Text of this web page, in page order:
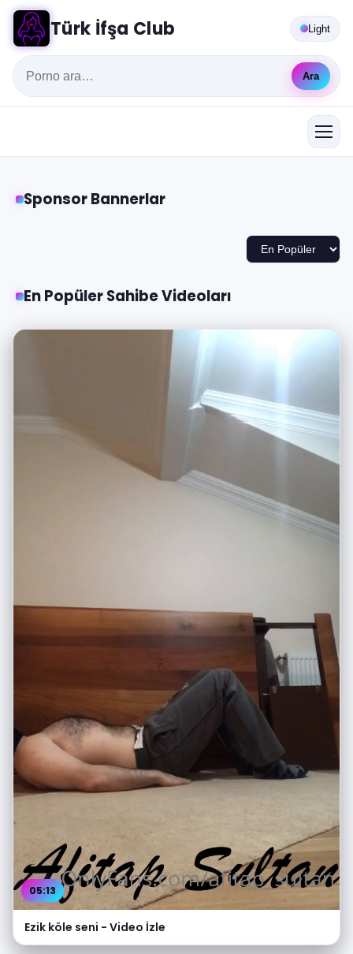
Türk İfşa Club
Ara
Light
Sponsor Bannerlar
En Popüler Sahibe Videoları
05:13
Ezik köle seni - Video İzle